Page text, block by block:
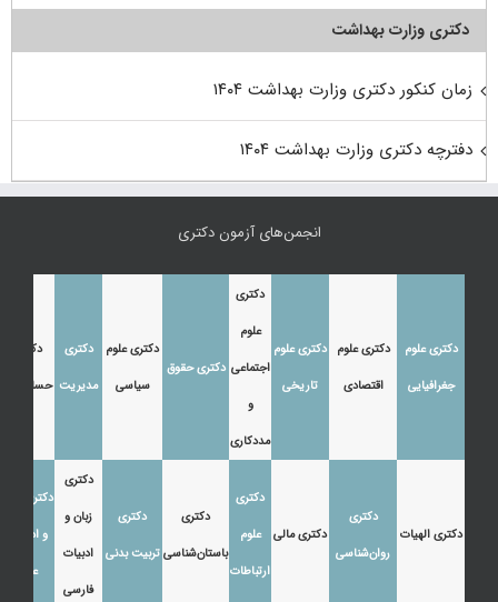
دکتری وزارت بهداشت
زمان کنکور دکتری وزارت بهداشت ۱۴۰۴
دفترچه دکتری وزارت بهداشت ۱۴۰۴
انجمن‌های آزمون دکتری
دکتری علوم
جغرافیایی
دکتری علوم
اقتصادی
دکتری علوم
تاریخی
دکتری
علوم
اجتماعی
و
مددکاری
دکتری حقوق
دکتری علوم
سیاسی
دکتری
مدیریت
دکتری
حسابداری
دکتری الهیات
دکتری
روان‌شناسی
دکتری مالی
دکتری
علوم
ارتباطات
دکتری
باستان‌شناسی
دکتری
تربیت بدنی
دکتری
زبان و
ادبیات
فارسی
دکتری زبان
و ادبیات
عرب